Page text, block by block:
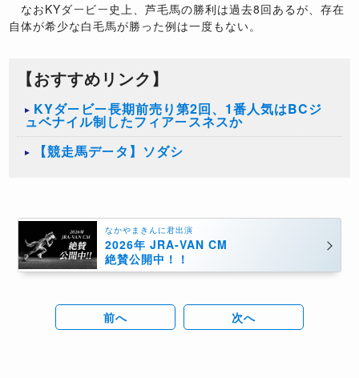
なおKYダービー史上、芦毛馬の勝利は過去8回あるが、存在
自体が希少な白毛馬が勝った例は一度もない。
【おすすめリンク】
KYダービー長期前売り第2回、1番人気はBCジ
ュベナイル制したフィアースネスか
【競走馬データ】ソダシ
なかやまきんに君出演
2026年 JRA-VAN CM
絶賛公開中！！
前へ 次へ